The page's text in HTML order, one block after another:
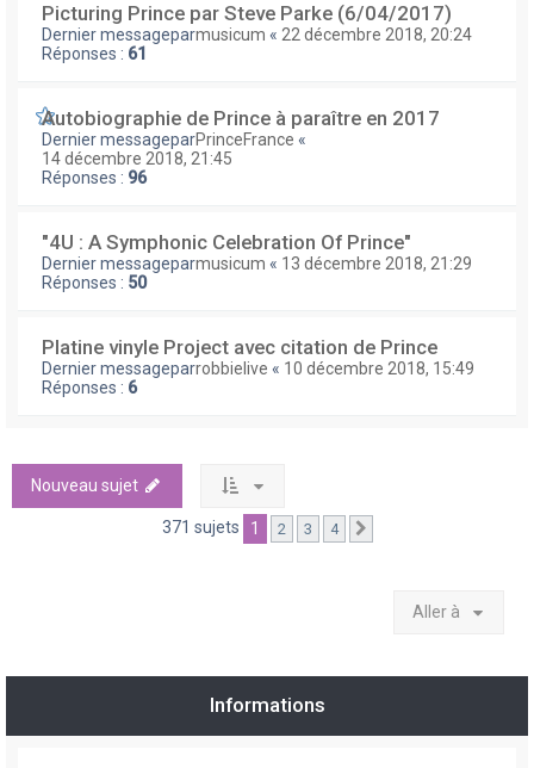
Picturing Prince par Steve Parke (6/04/2017)
Dernier messageparmusicum « 22 décembre 2018, 20:24
Réponses : 61
Autobiographie de Prince à paraître en 2017
Dernier messageparPrinceFrance «
14 décembre 2018, 21:45
Réponses : 96
"4U : A Symphonic Celebration Of Prince"
Dernier messageparmusicum « 13 décembre 2018, 21:29
Réponses : 50
Platine vinyle Project avec citation de Prince
Dernier messageparrobbielive « 10 décembre 2018, 15:49
Réponses : 6
Nouveau sujet
371 sujets 1 2 3 4
Aller à
Informations